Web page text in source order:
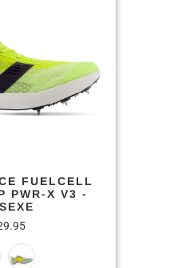
FUELCELL
PWR-X V3 -